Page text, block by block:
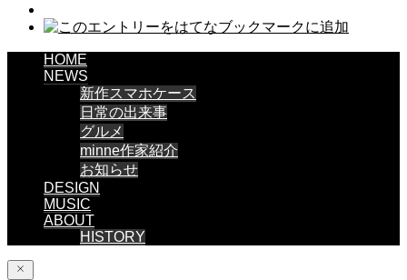
HOME
NEWS
新作スマホケース
日常の出来事
グルメ
minne作家紹介
お知らせ
DESIGN
MUSIC
ABOUT
HISTORY